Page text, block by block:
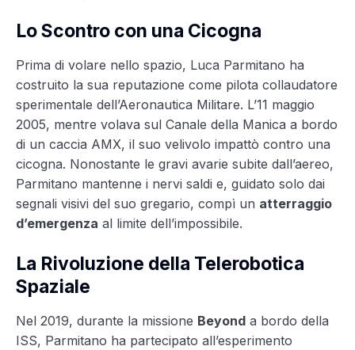
Lo Scontro con una Cicogna
Prima di volare nello spazio, Luca Parmitano ha
costruito la sua reputazione come pilota collaudatore
sperimentale dell’Aeronautica Militare. L’11 maggio
2005, mentre volava sul Canale della Manica a bordo
di un caccia AMX, il suo velivolo impattò contro una
cicogna. Nonostante le gravi avarie subite dall’aereo,
Parmitano mantenne i nervi saldi e, guidato solo dai
segnali visivi del suo gregario, compì un atterraggio
d’emergenza al limite dell’impossibile.
La Rivoluzione della Telerobotica
Spaziale
Nel 2019, durante la missione Beyond a bordo della
ISS, Parmitano ha partecipato all’esperimento